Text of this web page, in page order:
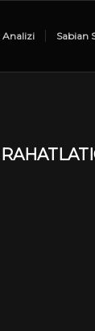
Analizi Sabian